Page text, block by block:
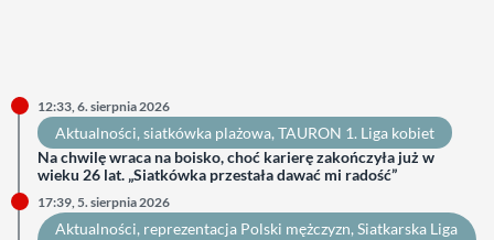
12:33, 6. sierpnia 2026
Aktualności, siatkówka plażowa, TAURON 1. Liga kobiet
Na chwilę wraca na boisko, choć karierę zakończyła już w
wieku 26 lat. „Siatkówka przestała dawać mi radość”
17:39, 5. sierpnia 2026
Aktualności, reprezentacja Polski mężczyzn, Siatkarska Liga